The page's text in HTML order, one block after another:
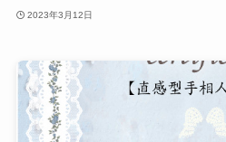
2023年3月12日